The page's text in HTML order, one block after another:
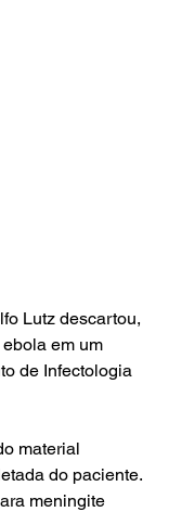
Lutz descartou,
em um
de Infectologia
material
do paciente.
meningite